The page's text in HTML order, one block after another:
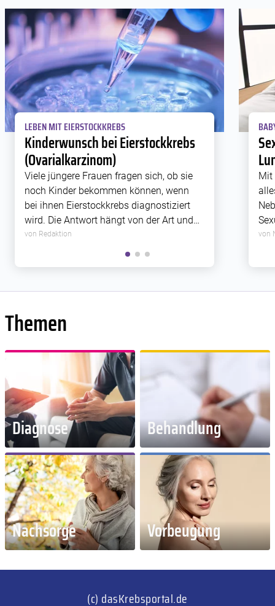
LEBEN MIT EIERSTOCKKREBS
Kinderwunsch bei Eierstockkrebs
(Ovarialkarzinom)
Viele jüngere Frauen fragen sich, ob sie
noch Kinder bekommen können, wenn
bei ihnen Eierstockkrebs diagnostiziert
wird. Die Antwort hängt von der Art und
der Ausbreitung der Erkrankung ab. Das
Behandlungsteam muss genau prüfen,
ob es die Fruchtbarkeit trotz der
von Redaktion
Mit
von
Themen
Diagnose Behandlung
Nachsorge Vorbeugung
(c) dasKrebsportal.de